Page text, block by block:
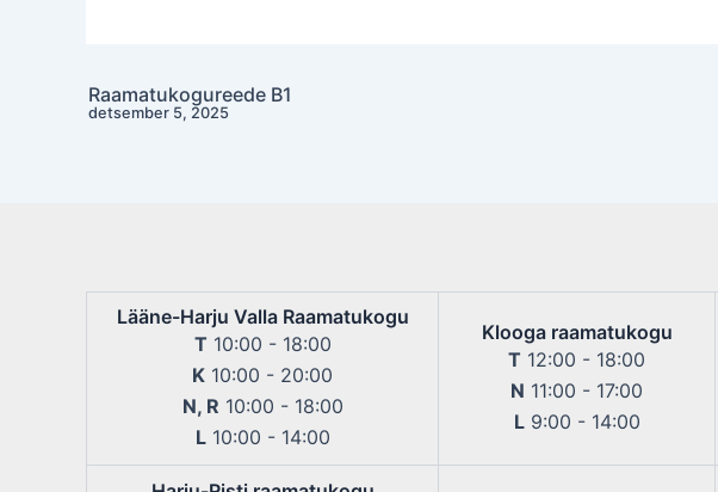
Post
navigation
Raamatukogureede B1
detsember 5, 2025
Lääne-Harju Valla Raamatukogu
T 10:00 - 18:00
K 10:00 - 20:00
N, R 10:00 - 18:00
L10:00 - 14:00
Klooga raamatukogu
T 12:00 - 18:00
N 11:00 - 17:00
L9:00 - 14:00